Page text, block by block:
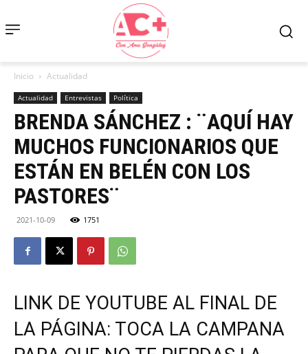
Inicio Actualidad
Actualidad Entrevistas Política
BRENDA SÁNCHEZ : ¨AQUÍ HAY
MUCHOS FUNCIONARIOS QUE
ESTÁN EN BELÉN CON LOS
PASTORES¨
2021-10-09 1751
LINK DE YOUTUBE AL FINAL DE
LA PÁGINA: TOCA LA CAMPANA